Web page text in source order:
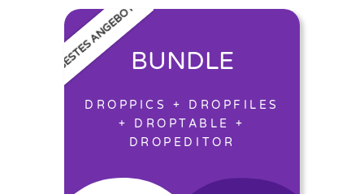
BESTES ANGEBOTBUNDLE
DROPPICS + DROPFILES
+ DROPTABLE +
DROPEDITOR